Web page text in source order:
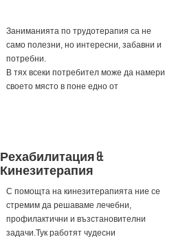
Заниманията по трудотерапия са не
само полезни, но интересни, забавни и
потребни.
В тях всеки потребител може да намери
своето място в поне едно от
Рехабилитация &
Кинезитерапия
С помощта на кинезитерапията ние се
стремим да решаваме лечебни,
профилактични и възстановителни
задачи.Тук работят чудесни